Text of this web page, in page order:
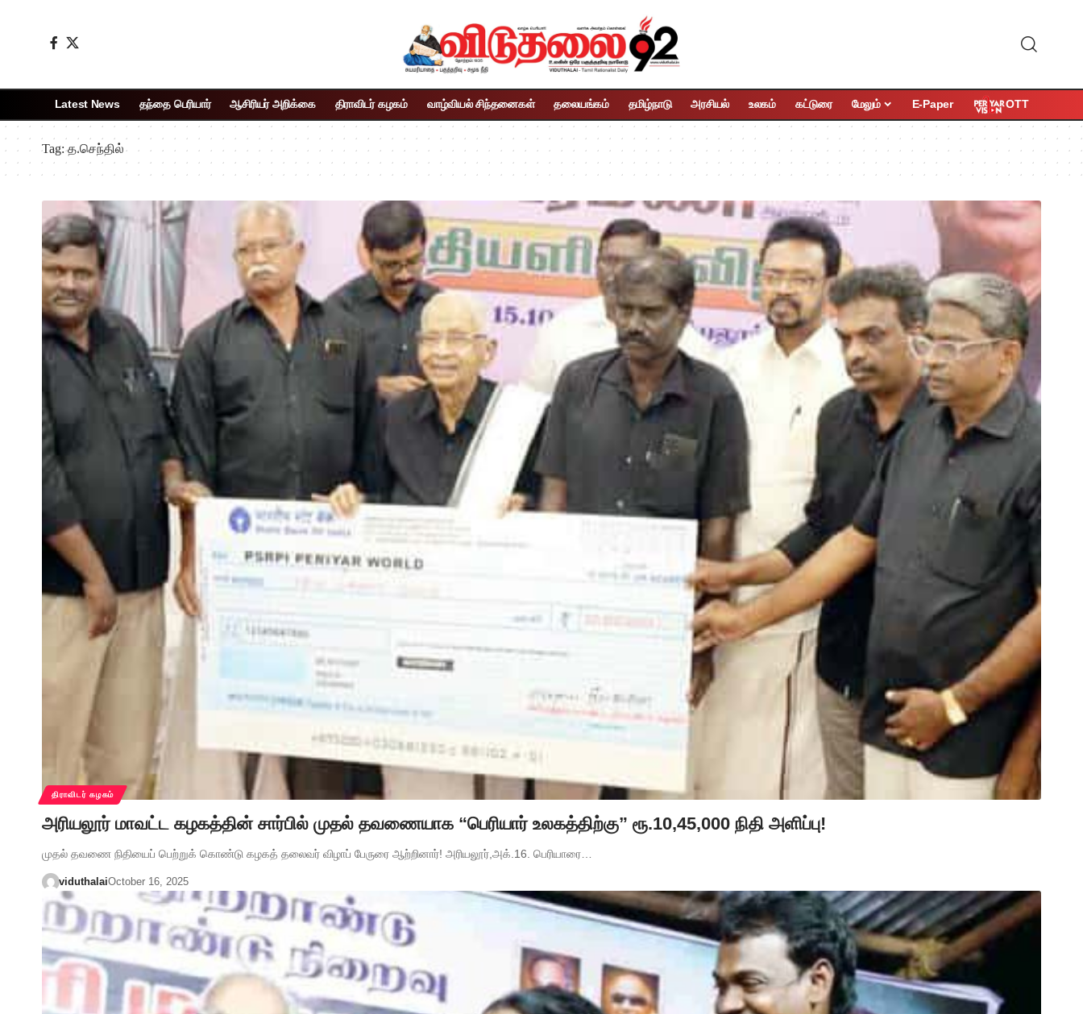
Latest News தந்தை பெரியார் ஆசிரியர் அறிக்கை திராவிடர் கழகம் வாழ்வியல் சிந்தனைகள் தலையங்கம் தமிழ்நாடு அரசியல் உலகம் கட்டுரை மேலும் E-Paper OTT
Tag:த.செந்தில்
திராவிடர் கழகம்
அரியலூர் மாவட்ட கழகத்தின் சார்பில் முதல் தவணையாக “பெரியார் உலகத்திற்கு” ரூ.10,45,000 நிதி அளிப்பு!
முதல் தவணை நிதியைப் பெற்றுக் கொண்டு கழகத் தலைவர் விழாப் பேருரை ஆற்றினார்! அரியலூர்,அக்.16. பெரியாரை…
viduthalaiOctober 16, 2025